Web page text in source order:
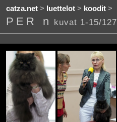
catza.net> luettelot> koodit>
PER n kuvat 1-15/127